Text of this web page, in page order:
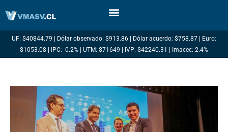
UF: $40844.79 | Dólar observado: $913.86 | Dólar acuerdo: $758.87 | Euro:
$1053.08 | IPC: -0.2% | UTM: $71649 | IVP: $42240.31 | Imacec: 2.4%